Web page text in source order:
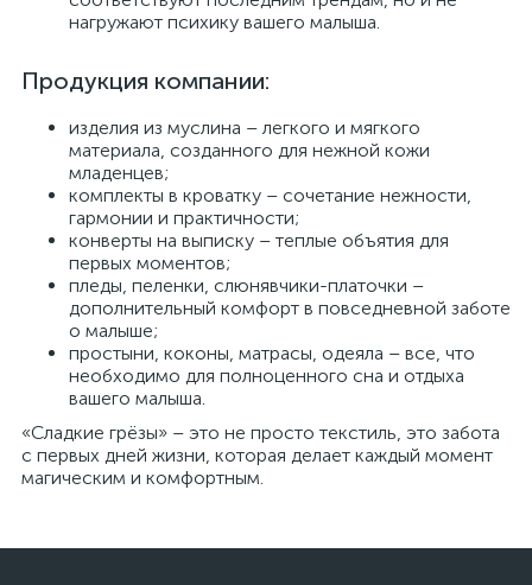
нагружают психику вашего малыша.
Продукция компании:
изделия из муслина – легкого и мягкого
материала, созданного для нежной кожи
младенцев;
комплекты в кроватку – сочетание нежности,
гармонии и практичности;
конверты на выписку – теплые объятия для
первых моментов;
пледы, пеленки, слюнявчики-платочки –
дополнительный комфорт в повседневной заботе
о малыше;
простыни, коконы, матрасы, одеяла – все, что
необходимо для полноценного сна и отдыха
вашего малыша.
«Сладкие грёзы» – это не просто текстиль, это забота
с первых дней жизни, которая делает каждый момент
магическим и комфортным.